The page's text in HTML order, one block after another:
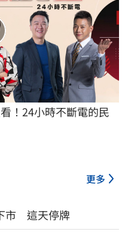
！24小時不斷電的民
更多
市 這天停牌